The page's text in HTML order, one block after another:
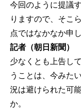
今回のように提議
りますので、そこ
点ではなかなか申
記者（朝日新聞）
少なくとも上告し
うことは、今みた
況は避けられた可
か。